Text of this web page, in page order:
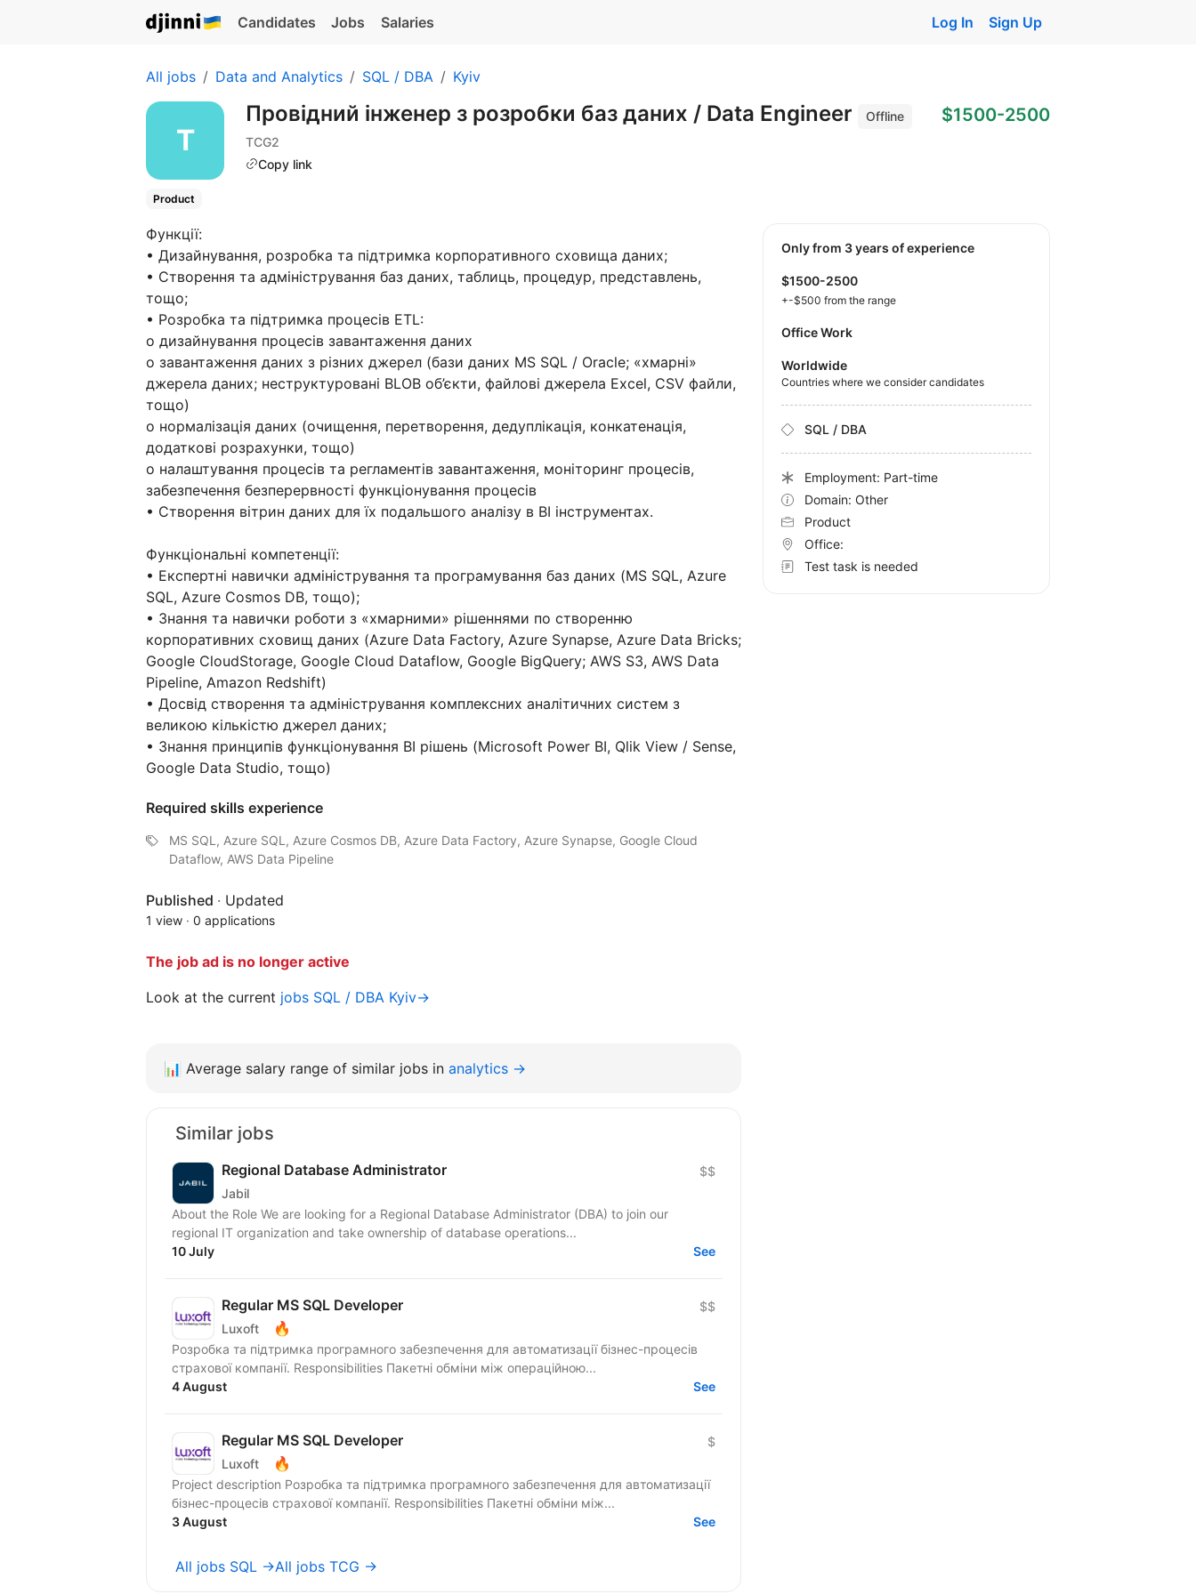
Candidates Jobs Salaries Log In Sign Up
All jobs Data and Analytics SQL / DBA Kyiv
Провідний інженер з розробки баз даних / Data Engineer
Offline
TCG2
Copy link
$1500-2500
Product
Функції:
• Дизайнування, розробка та підтримка корпоративного сховища даних;
• Створення та адміністрування баз даних, таблиць, процедур, представлень,
тощо;
• Розробка та підтримка процесів ETL:
o дизайнування процесів завантаження даних
o завантаження даних з різних джерел (бази даних MS SQL / Oracle; «хмарні»
джерела даних; неструктуровані BLOB об’єкти, файлові джерела Excel, CSV файли,
тощо)
o нормалізація даних (очищення, перетворення, дедуплікація, конкатенація,
додаткові розрахунки, тощо)
o налаштування процесів та регламентів завантаження, моніторинг процесів,
забезпечення безперервності функціонування процесів
• Створення вітрин даних для їх подальшого аналізу в BI інструментах.
Функціональні компетенції:
• Експертні навички адміністрування та програмування баз даних (MS SQL, Azure
SQL, Azure Cosmos DB, тощо);
• Знання та навички роботи з «хмарними» рішеннями по створенню
корпоративних сховищ даних (Azure Data Factory, Azure Synapse, Azure Data Bricks;
Google CloudStorage, Google Cloud Dataflow, Google BigQuery; AWS S3, AWS Data
Pipeline, Amazon Redshift)
• Досвід створення та адміністрування комплексних аналітичних систем з
великою кількістю джерел даних;
• Знання принципів функціонування BI рішень (Microsoft Power BI, Qlik View / Sense,
Google Data Studio, тощо)
Required skills experience
MS SQL, Azure SQL, Azure Cosmos DB, Azure Data Factory, Azure Synapse, Google Cloud
Dataflow, AWS Data Pipeline
Published · Updated
1 view · 0 applications
The job ad is no longer active
Look at the current jobs SQL / DBA Kyiv→
Only from 3 years of experience
$1500-2500
+-$500 from the range
Office Work
Worldwide
Countries where we consider candidates
SQL / DBA
Employment: Part-time
Domain: Other
Product
Office:
Test task is needed
📊 Average salary range of similar jobs in analytics →
Similar jobs
Regional Database Administrator
Jabil
$$
About the Role We are looking for a Regional Database Administrator (DBA) to join our
regional IT organization and take ownership of database operations...
10 July
See
Regular MS SQL Developer
Luxoft 🔥
$$
Розробка та підтримка програмного забезпечення для автоматизації бізнес-процесів
страхової компанії. Responsibilities Пакетні обміни між операційною...
4 August
See
Regular MS SQL Developer
Luxoft 🔥
$
Project description Розробка та підтримка програмного забезпечення для автоматизації
бізнес-процесів страхової компанії. Responsibilities Пакетні обміни між...
3 August
See
All jobs SQL →All jobs TCG →